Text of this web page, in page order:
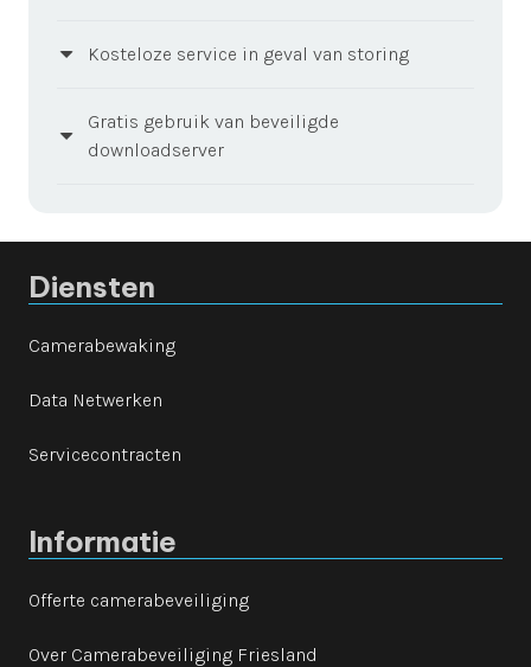
Kosteloze service in geval van storing
Gratis gebruik van beveiligde
downloadserver
Diensten
Camerabewaking
Data Netwerken
Servicecontracten
Informatie
Offerte camerabeveiliging
Over Camerabeveiliging Friesland